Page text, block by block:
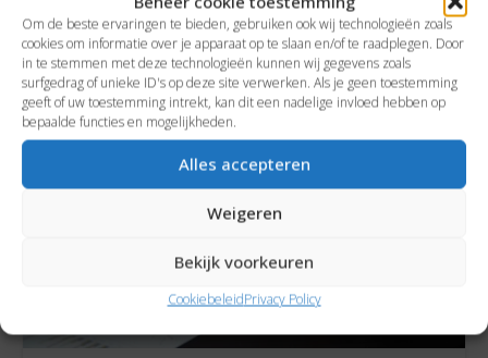
Om de beste ervaringen te bieden, gebruiken ook wij technologieën zoals
cookies om informatie over je apparaat op te slaan en/of te raadplegen. Door
in te stemmen met deze technologieën kunnen wij gegevens zoals
surfgedrag of unieke ID's op deze site verwerken. Als je geen toestemming
geeft of uw toestemming intrekt, kan dit een nadelige invloed hebben op
bepaalde functies en mogelijkheden.
Alles accepteren
Weigeren
Bekijk voorkeuren
CookiebeleidPrivacy Policy
Blog